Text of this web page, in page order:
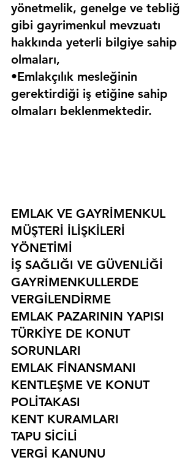
yönetmelik, genelge ve tebliğ
gibi gayrimenkul mevzuatı
hakkında yeterli bilgiye sahip
olmaları,
•Emlakçılık mesleğinin
gerektirdiği iş etiğine sahip
olmaları beklenmektedir.
EMLAK VE GAYRİMENKUL
MÜŞTERİ İLİŞKİLERİ
YÖNETİMİ
İŞ SAĞLIĞI VE GÜVENLİĞİ
GAYRİMENKULLERDE
VERGİLENDİRME
EMLAK PAZARININ YAPISI
TÜRKİYE DE KONUT
SORUNLARI
EMLAK FİNANSMANI
KENTLEŞME VE KONUT
POLİTAKASI
KENT KURAMLARI
TAPU SİCİLİ
VERGİ KANUNU